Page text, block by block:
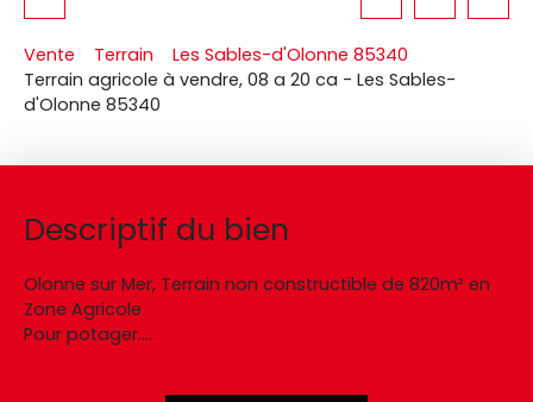
Vente Terrain
Les Sables-d'Olonne 85340
Terrain agricole à vendre, 08 a 20 ca - Les Sables-
d'Olonne 85340
Descriptif du bien
Olonne sur Mer, Terrain non constructible de 820m² en
Zone Agricole
Pour potager....